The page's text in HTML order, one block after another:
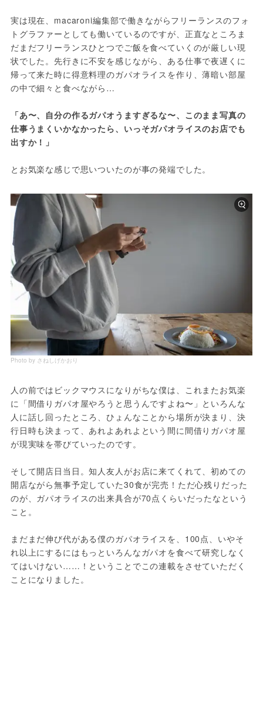
実は現在、macaroni編集部で働きながらフリーランスのフォ
トグラファーとしても働いているのですが、正直なところま
だまだフリーランスひとつでご飯を食べていくのが厳しい現
状でした。先行きに不安を感じながら、ある仕事で夜遅くに
帰って来た時に得意料理のガパオライスを作り、薄暗い部屋
の中で細々と食べながら…
「あ〜、自分の作るガパオうますぎるな〜、このまま写真の
仕事うまくいかなかったら、いっそガパオライスのお店でも
出すか！」
とお気楽な感じで思いついたのが事の発端でした。
Photo by さねしげかおり
人の前ではビックマウスになりがちな僕は、これまたお気楽
に「間借りガパオ屋やろうと思うんですよね〜」といろんな
人に話し回ったところ、ひょんなことから場所が決まり、決
行日時も決まって、あれよあれよという間に間借りガパオ屋
が現実味を帯びていったのです。
そして開店日当日。知人友人がお店に来てくれて、初めての
開店ながら無事予定していた30食が完売！ただ心残りだった
のが、ガパオライスの出来具合が70点くらいだったなという
こと。
まだまだ伸び代がある僕のガパオライスを、100点、いやそ
れ以上にするにはもっといろんなガパオを食べて研究しなく
てはいけない……！ということでこの連載をさせていただく
ことになりました。